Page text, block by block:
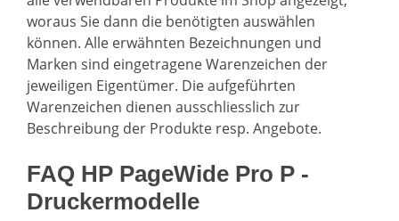
woraus Sie dann die benötigten auswählen
können. Alle erwähnten Bezeichnungen und
Marken sind eingetragene Warenzeichen der
jeweiligen Eigentümer. Die aufgeführten
Warenzeichen dienen ausschliesslich zur
Beschreibung der Produkte resp. Angebote.
FAQ HP PageWide Pro P -
Druckermodelle